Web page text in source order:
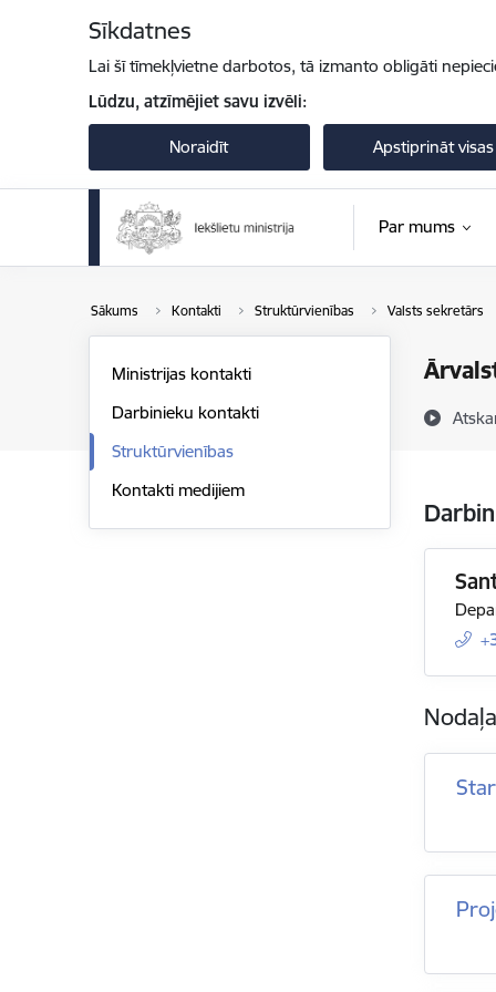
Sīkdatnes
Lai šī tīmekļvietne darbotos, tā izmanto obligāti
Lūdzu, atzīmējiet savu izvēli:
Noraidīt Apstiprināt visas
Par mums
Sākums Kontakti Struktūrvienības Valsts sekretārs
Ministrijas kontakti
Darbinieku kontakti
Struktūrvienības
Kontakti medijiem